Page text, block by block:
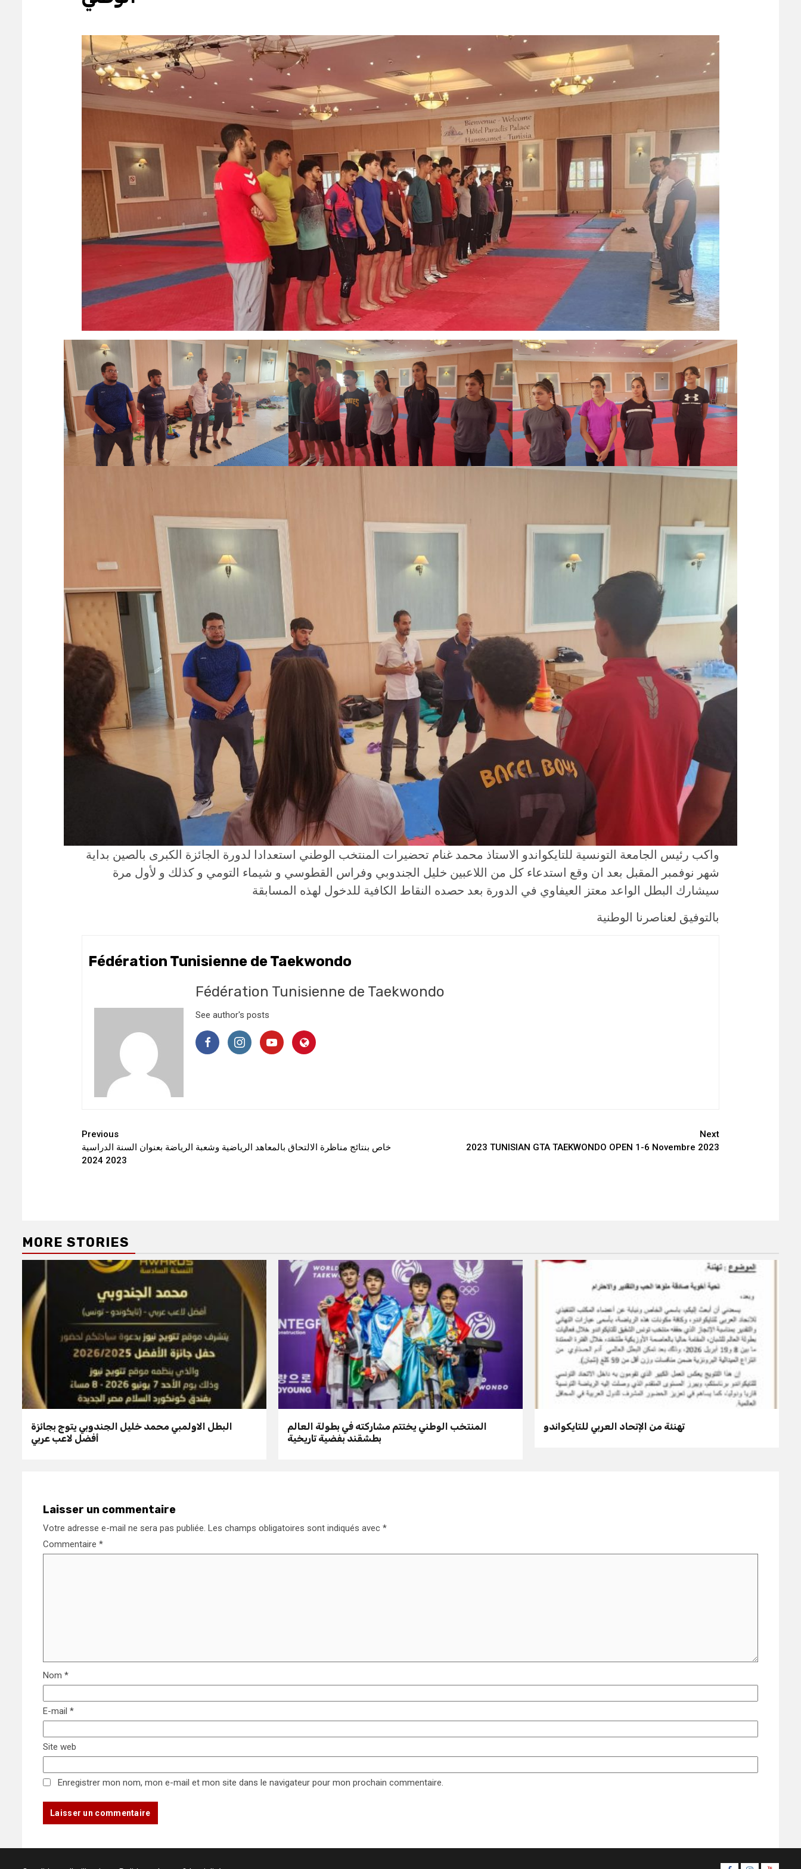
واكب رئيس الجامعة التونسية للتايكواندو الاستاذ محمد غنام تحضيرات المنتخب الوطني استعدادا لدورة الجائزة الكبرى بالصين بداية
شهر نوفمبر المقبل بعد ان وقع استدعاء كل من اللاعبين خليل الجندوبي وفراس القطوسي و شيماء التومي و كذلك و لأول مرة
سيشارك البطل الواعد معتز العيفاوي في الدورة بعد حصده النقاط الكافية للدخول لهذه المسابقة
بالتوفيق لعناصرنا الوطنية
Fédération Tunisienne de Taekwondo
Fédération Tunisienne de Taekwondo
See author's posts
Continue
Reading
Previous
خاص بنتائج مناظرة الالتحاق بالمعاهد الرياضية وشعبة الرياضة بعنوان السنة الدراسية
2023 2024
Next
2023 TUNISIAN GTA TAEKWONDO OPEN 1-6 Novembre 2023
MORE STORIES
البطل الاولمبي محمد خليل الجندوبي يتوج بجائزة
أفضل لاعب عربي
المنتخب الوطني يختتم مشاركته في بطولة العالم
بطشقند بفضية تاريخية
تهنئة من الإتحاد العربي للتايكواندو
Laisser un commentaire
Votre adresse e-mail ne sera pas publiée. Les champs obligatoires sont indiqués avec *
Commentaire *
Nom *
E-mail *
Site web
Enregistrer mon nom, mon e-mail et mon site dans le navigateur pour mon prochain commentaire.